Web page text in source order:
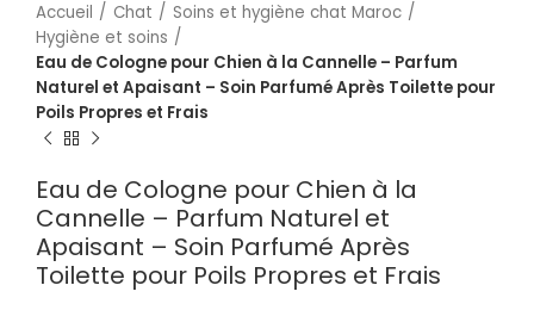
Accueil Chat
Soins et hygiène chat Maroc
Hygiène et soins
Eau de Cologne pour Chien à la Cannelle – Parfum
Naturel et Apaisant – Soin Parfumé Après Toilette pour
Poils Propres et Frais
Eau de Cologne pour Chien à la
Cannelle – Parfum Naturel et
Apaisant – Soin Parfumé Après
Toilette pour Poils Propres et Frais